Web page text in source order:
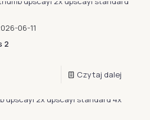
06-11
2
Czytaj dalej